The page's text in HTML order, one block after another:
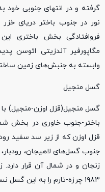
گرفته و در انتهای جنوبی خود
نور در جنوب باختر دریای
فروافتادگی بخش باختری
مگاپورفیر آندزیتی ائوسن
وابسته به جنبش‌های زمین
گسل منجیل
باختر-جنوب خاوری در بخش
قزل اوزن که از زیر سد سفید
جنوب گسل‌های لاهیجان،
۱۹۸۳ چرزه-تارم را به این گسل نسبت داده‌اند.